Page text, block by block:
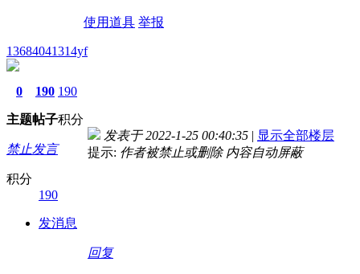
使用道具 举报
13684041314yf
0
主题
190
帖子
190
积分
禁止发言
积分
190
发消息
发表于 2022-1-25 00:40:35 | 显示全部楼层
提示: 作者被禁止或删除 内容自动屏蔽
回复